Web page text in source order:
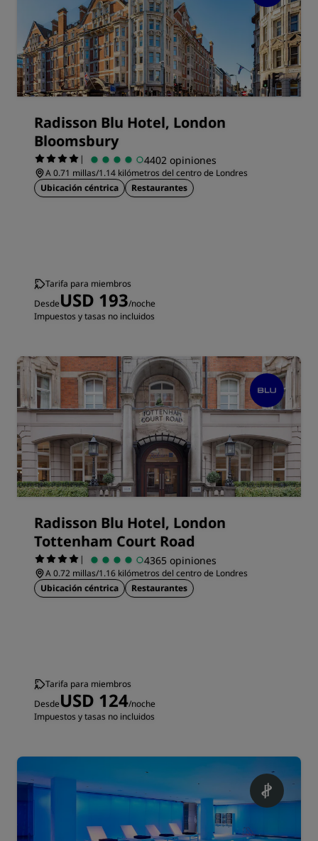
Radisson Blu Hotel, London
Bloomsbury
| 4402 opiniones
A 0.71 millas/1.14 kilómetros del centro de Londres
Ubicación céntrica
Restaurantes
Tarifa para miembros
DesdeUSD 193/noche
Impuestos y tasas no incluidos
Radisson Blu Hotel, London
Tottenham Court Road
| 4365 opiniones
A 0.72 millas/1.16 kilómetros del centro de Londres
Ubicación céntrica
Restaurantes
Tarifa para miembros
DesdeUSD 124/noche
Impuestos y tasas no incluidos